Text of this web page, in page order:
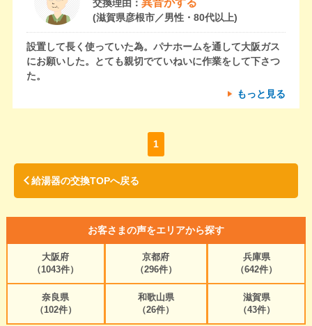
交換理由：
(滋賀県彦根市／男性・80代以上)
設置して長く使っていた為。パナホームを通して大阪ガス
にお願いした。とても親切でていねいに作業をして下さつ
た。
もっと見る
1
給湯器の交換TOPへ戻る
お客さまの声をエリアから探す
大阪府
（1043件）
京都府
（296件）
兵庫県
（642件）
奈良県
（102件）
和歌山県
（26件）
滋賀県
（43件）